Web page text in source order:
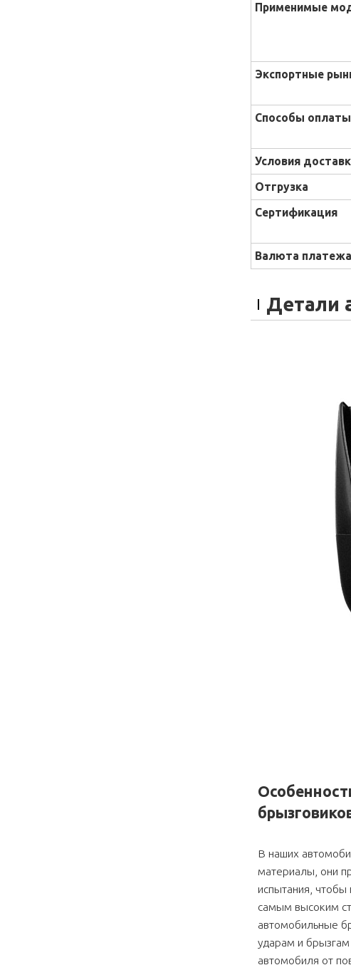
Применимые
Экспортные
Способы оплаты
Условия
Отгрузка
Сертификация
Валюта платежа
Детали
В наших
материалы, они
испытания, чтобы
самым высоким
автомобильные
ударам и
автомобиля от